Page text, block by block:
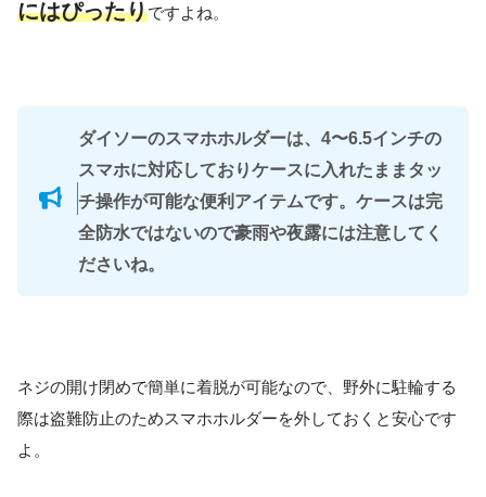
にはぴったりですよね。
ダイソーのスマホホルダーは、4〜6.5インチの
スマホに対応しておりケースに入れたままタッ
チ操作が可能な便利アイテムです。ケースは完
全防水ではないので豪雨や夜露には注意してく
ださいね。
ネジの開け閉めで簡単に着脱が可能なので、野外に駐輪する
際は盗難防止のためスマホホルダーを外しておくと安心です
よ。